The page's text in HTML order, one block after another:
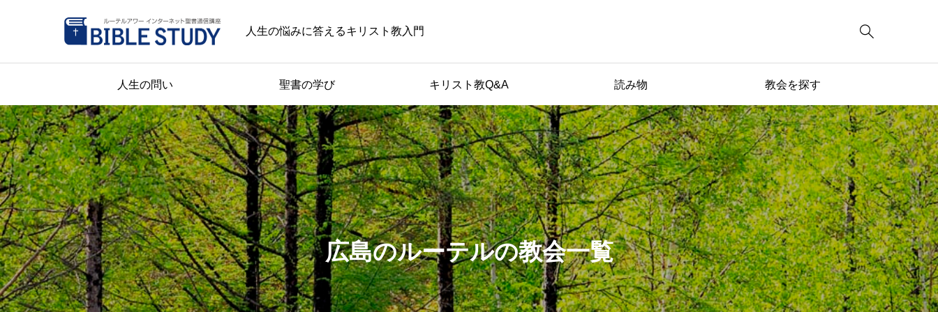
人生の悩みに答えるキリスト教入門 
人生の問い 聖書の学び キリスト教Q&A 読み物 教会を探す
広島のルーテルの教会一覧